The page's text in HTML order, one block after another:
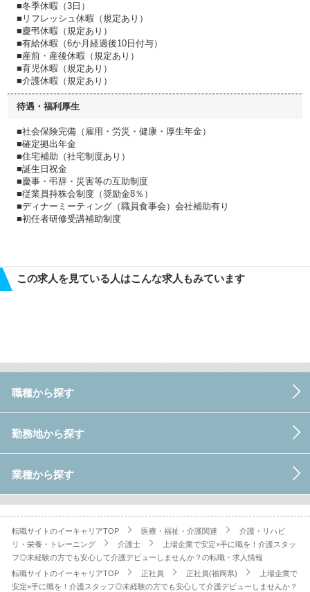
■冬季休暇（3日）
■リフレッシュ休暇（規定あり）
■慶弔休暇（規定あり）
■有給休暇（6か月経過後10日付与）
■産前・産後休暇（規定あり）
■育児休暇（規定あり）
■介護休暇（規定あり）
待遇・福利厚生
■社会保険完備（雇用・労災・健康・厚生年金）
■確定拠出年金
■住宅補助（社宅制度あり）
■誕生日祝金
■慶事・弔辞・災害等の互助制度
■従業員持株会制度（奨励金8％）
■ディナーミーティング（職員食事会）会社補助有り
■初任者研修受講補助制度
この求人を見ている人はこんな求人もみています
職種から探す
勤務地から探す
業種から探す
転職サイトのイーキャリアTOP 医療・福祉・介護関連
介護・リハビ
リ・栄養・トレーニング
介護士
上場企業で安定×手に職を！介護スタッ
フ◎未経験の方でも安心して介護デビューしませんか？の転職・求人情報
転職サイトのイーキャリアTOP
正社員 正社員(福岡県)
上場企業で
安定×手に職を！介護スタッフ◎未経験の方でも安心して介護デビューしませんか？